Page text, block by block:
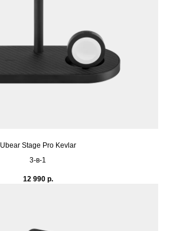
Ubear Stage Pro Kevlar
3-в-1
12 990 р.